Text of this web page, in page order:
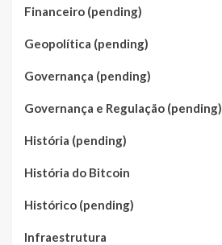
Financeiro (pending)
Geopolítica (pending)
Governança (pending)
Governança e Regulação (pending)
História (pending)
História do Bitcoin
Histórico (pending)
Infraestrutura